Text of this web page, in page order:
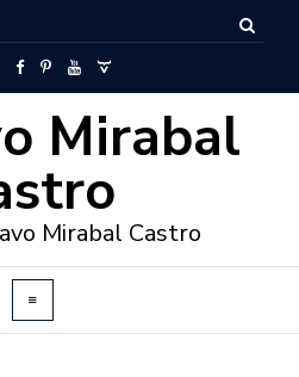
Mirabal
Mirabal Castro